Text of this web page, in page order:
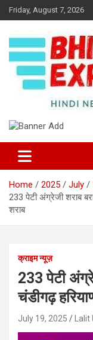
Skip
to
Friday, August 7, 2026
Home 2025 July
233 पेटी अंग्रेजी शराब
शराब
क्राइम न्यूज़
233 पेटी
चंडीगढ़
July 19, 2025